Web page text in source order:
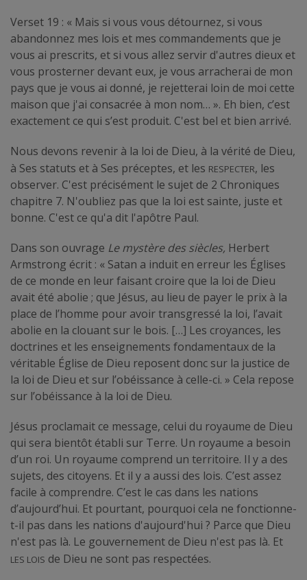
Verset 19 : « Mais si vous vous détournez, si vous
abandonnez mes lois et mes commandements que je
vous ai prescrits, et si vous allez servir d'autres dieux et
vous prosterner devant eux, je vous arracherai de mon
pays que je vous ai donné, je rejetterai loin de moi cette
maison que j'ai consacrée à mon nom… ». Eh bien, c’est
exactement ce qui s’est produit. C'est bel et bien arrivé.
Nous devons revenir à la loi de Dieu, à la vérité de Dieu,
à Ses statuts et à Ses préceptes, et les respecter, les
observer. C'est précisément le sujet de 2 Chroniques
chapitre 7. N'oubliez pas que la loi est sainte, juste et
bonne. C'est ce qu'a dit l'apôtre Paul.
Dans son ouvrage Le mystère des siècles, Herbert
Armstrong écrit : « Satan a induit en erreur les Églises
de ce monde en leur faisant croire que la loi de Dieu
avait été abolie ; que Jésus, au lieu de payer le prix à la
place de l’homme pour avoir transgressé la loi, l’avait
abolie en la clouant sur le bois. […] Les croyances, les
doctrines et les enseignements fondamentaux de la
véritable Église de Dieu reposent donc sur la justice de
la loi de Dieu et sur l’obéissance à celle-ci. » Cela repose
sur l’obéissance à la loi de Dieu.
Jésus proclamait ce message, celui du royaume de Dieu
qui sera bientôt établi sur Terre. Un royaume a besoin
d’un roi. Un royaume comprend un territoire. Il y a des
sujets, des citoyens. Et il y a aussi des lois. C’est assez
facile à comprendre. C’est le cas dans les nations
d’aujourd’hui. Et pourtant, pourquoi cela ne fonctionne-
t-il pas dans les nations d'aujourd'hui ? Parce que Dieu
n'est pas là. Le gouvernement de Dieu n'est pas là. Et
les lois de Dieu ne sont pas respectées.